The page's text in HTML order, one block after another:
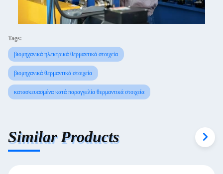
Tags:
βιομηχανικά ηλεκτρικά θερμαντικά στοιχεία
βιομηχανικά θερμαντικά στοιχεία
κατασκευασμένα κατά παραγγελία θερμαντικά στοιχεία
Similar Products